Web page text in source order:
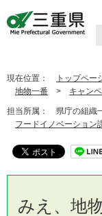
現在位置： トップペー
地物一番 > キャン
担当所属： 県庁の組
フードイノベーション
みえ、地